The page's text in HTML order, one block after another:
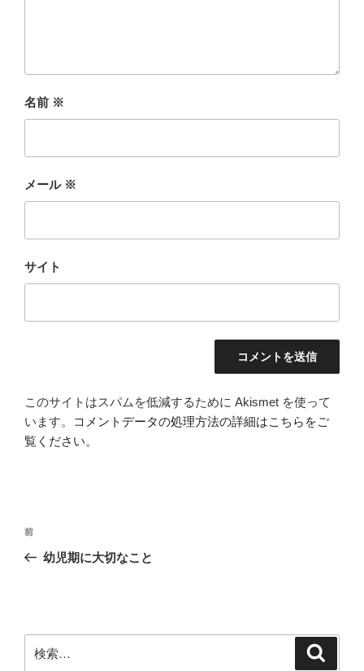
名前 ※
メール ※
サイト
このサイトはスパムを低減するために Akismet を使って
います。
コメントデータの処理方法の詳細はこちらをご
覧ください。
投
ー
シ
前
の
前
幼児期に大切なこと
索: